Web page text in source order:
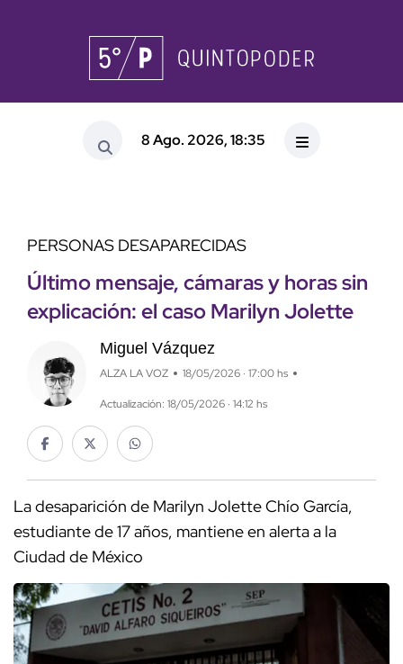
8 Ago. 2026, 18:35
PERSONAS DESAPARECIDAS
Último mensaje, cámaras y horas sin
explicación: el caso Marilyn Jolette
Miguel Vázquez
ALZA LA VOZ 18/05/2026 · 17:00 hs
Actualización: 18/05/2026 · 14:12 hs
La desaparición de Marilyn Jolette Chío García,
estudiante de 17 años, mantiene en alerta a la
Ciudad de México